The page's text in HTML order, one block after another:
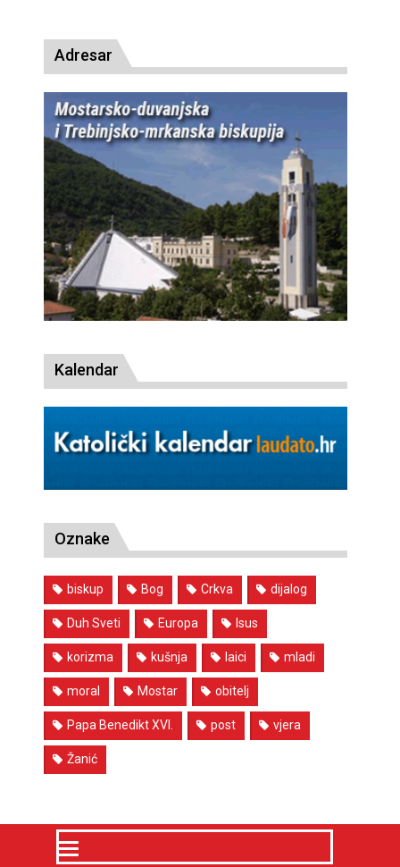
Adresar
Kalendar
Oznake
biskup Bog Crkva dijalog
Duh Sveti Europa Isus
korizma kušnja laici mladi
moral Mostar obitelj
Papa Benedikt XVI. post vjera
Žanić